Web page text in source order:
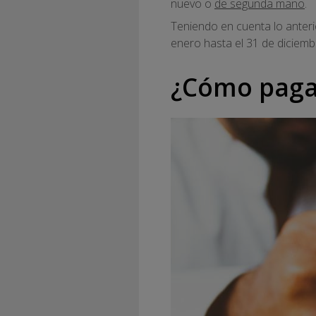
nuevo o de segunda mano.
Teniendo en cuenta lo
enero hasta el 31 de
¿Cómo